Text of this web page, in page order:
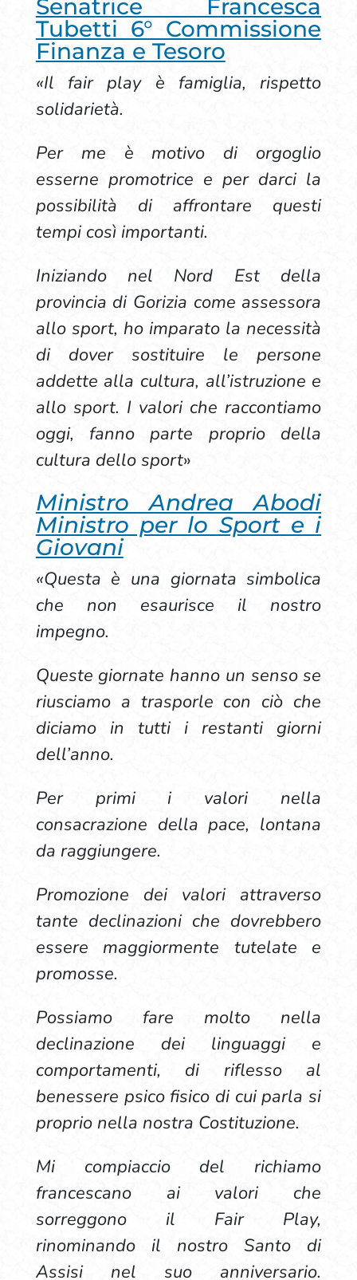
Senatrice Francesca
Tubetti 6° Commissione
Finanza e Tesoro
«Il fair play è famiglia, rispetto
solidarietà.
Per me è motivo di orgoglio
esserne promotrice e per darci la
possibilità di affrontare questi
tempi così importanti.
Iniziando nel Nord Est della
provincia di Gorizia come assessora
allo sport, ho imparato la necessità
di dover sostituire le persone
addette alla cultura, all’istruzione e
allo sport. I valori che raccontiamo
oggi, fanno parte proprio della
cultura dello sport»
Ministro Andrea Abodi
Ministro per lo Sport e i
Giovani
«Questa è una giornata simbolica
che non esaurisce il nostro
impegno.
Queste giornate hanno un senso se
riusciamo a trasporle con ciò che
diciamo in tutti i restanti giorni
dell’anno.
Per primi i valori nella
consacrazione della pace, lontana
da raggiungere.
Promozione dei valori attraverso
tante declinazioni che dovrebbero
essere maggiormente tutelate e
promosse.
Possiamo fare molto nella
declinazione dei linguaggi e
comportamenti, di riflesso al
benessere psico fisico di cui parla si
proprio nella nostra Costituzione.
Mi compiaccio del richiamo
francescano ai valori che
sorreggono il Fair Play,
rinominando il nostro Santo di
Assisi nel suo anniversario.